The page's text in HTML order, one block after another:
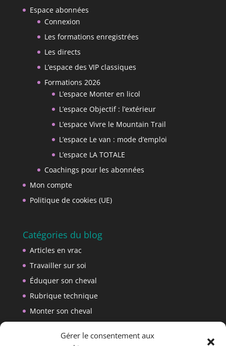
Gérer le consentement aux
Espace abonnées
Connexion
Les formations enregistrées
Les directs
L’espace des VIP classiques
Formations 2026
L’espace Monter en licol
L’espace Objectif : l’extérieur
L’espace Vivre le Mountain Trail
L’espace Le van : mode d’emploi
L’espace LA TOTALE
Coachings pour les abonnées
Mon compte
Politique de cookies (UE)
Catégories du blog
Articles en vrac
Travailler sur soi
Éduquer son cheval
Rubrique technique
Monter son cheval